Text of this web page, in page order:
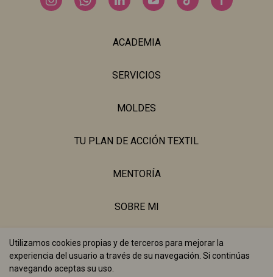
ACADEMIA
SERVICIOS
MOLDES
TU PLAN DE ACCIÓN TEXTIL
MENTORÍA
SOBRE MI
BLOG
Utilizamos cookies propias y de terceros para mejorar la
experiencia del usuario a través de su navegación. Si continúas
navegando aceptas su uso.